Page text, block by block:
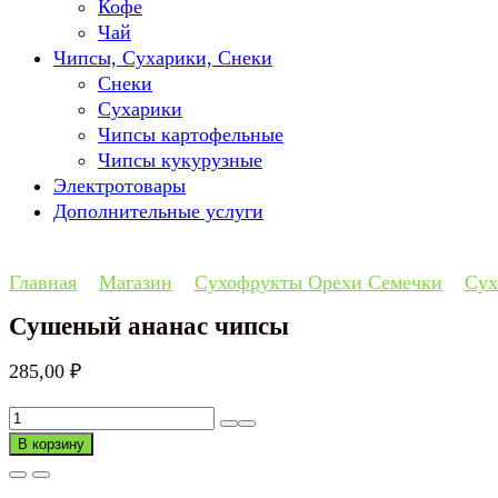
Кофе
Чай
Чипсы, Сухарики, Снеки
Снеки
Сухарики
Чипсы картофельные
Чипсы кукурузные
Электротовары
Дополнительные услуги
Главная Магазин Сухофрукты Орехи Семечки
Сушеный ананас чипсы
285,00 ₽
Количество
товара
Сушеный
В корзину